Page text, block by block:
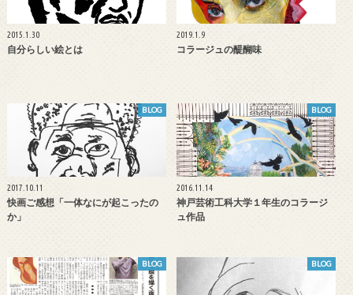
2015.1.30
自分らしい絵とは
2019.1.9
コラージュの醍醐味
BLOG
2017.10.11
快画ご感想「一体なにが起こったの
か」
BLOG
2016.11.14
神戸芸術工科大学１年生のコラージ
ュ作品
BLOG BLOG